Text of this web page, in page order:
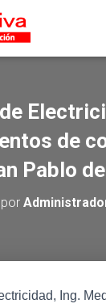
de
Pablo
Ing.